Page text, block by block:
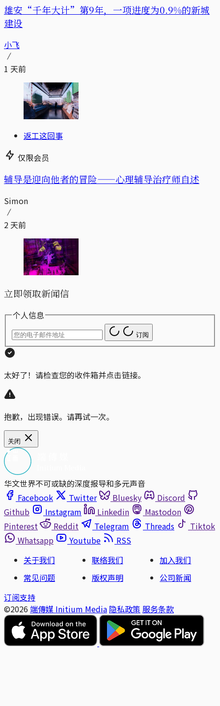
雄安“千年大计”第9年，一项进度为0.9%的新城
建设
小飞
1 天前
返工这回事
仅限会员
辅导是迎向他者的冒险——心理辅导治疗师自述
Simon
2 天前
立即领取新闻信
个人信息
订阅
太好了！请检查您的收件箱并点击链接。
抱歉，出现错误。请再试一次。
关闭
华文世界不可或缺的深度报导和多元声音
Facebook
Twitter Bluesky
Discord
Github
Instagram Linkedin
Mastodon
Pinterest
Reddit Telegram Threads
Tiktok
Whatsapp
Youtube
RSS
关于我们
联络我们
加入我们
常见问题
版权声明
公司新闻
订阅支持
©2026 端傳媒 Initium Media 隐私政策 服务条款